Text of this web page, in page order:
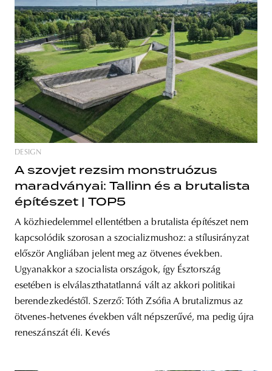
DESIGN
A szovjet rezsim monstruózus
maradványai: Tallinn és a brutalista
építészet | TOP5
A közhiedelemmel ellentétben a brutalista építészet nem
kapcsolódik szorosan a szocializmushoz: a stílusirányzat
először Angliában jelent meg az ötvenes években.
Ugyanakkor a szocialista országok, így Észtország
esetében is elválaszthatatlanná vált az akkori politikai
berendezkedéstől. Szerző: Tóth Zsófia A brutalizmus az
ötvenes-hetvenes években vált népszerűvé, ma pedig újra
reneszánszát éli. Kevés